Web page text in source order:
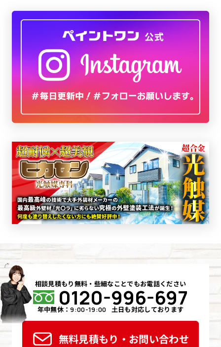
相談見積もり無料・些細なことでもお電話ください
0120-996-697
年中無休：9:00-19:00 土日も対応しております
無料見積もり・お問い合わせ